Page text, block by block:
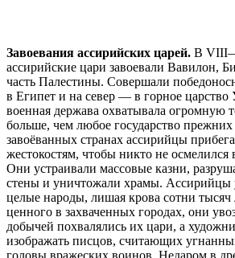
Завоевания ассирийских царей. В
ассирийские цари завоевали Вавилон,
часть Палестины. Совершали
в Египет и на север — в горное царство
военная держава охватывала огромную
больше, чем любое государство
завоёванных странах ассирийцы
жестокостям, чтобы никто не осмелился
Они устраивали массовые казни,
стены и уничтожали храмы. Ассирийцы
целые народы, лишая крова сотни
ценного в захваченных городах, они
добычей похвалялись их цари, а
изображать писцов, считающих
головы вражеских воинов. Недаром в